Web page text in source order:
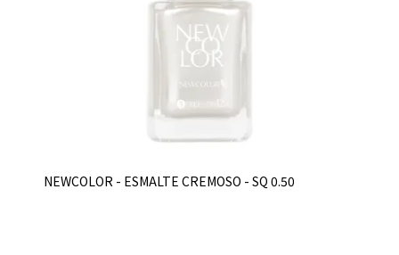
NEWCOLOR - ESMALTE CREMOSO - SQ 0.50